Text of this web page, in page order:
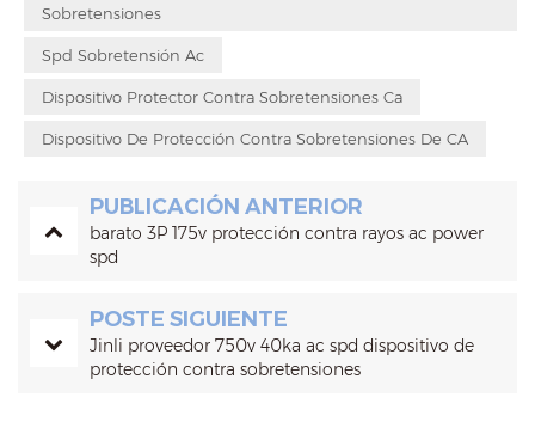
Sobretensiones
Spd Sobretensión Ac
Dispositivo Protector Contra Sobretensiones Ca
Dispositivo De Protección Contra Sobretensiones De CA
PUBLICACIÓN ANTERIOR
barato 3P 175v protección contra rayos ac power
spd
POSTE SIGUIENTE
Jinli proveedor 750v 40ka ac spd dispositivo de
protección contra sobretensiones